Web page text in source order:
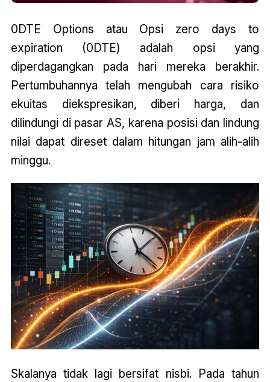
0DTE Options atau Opsi zero days to
expiration (0DTE) adalah opsi yang
diperdagangkan pada hari mereka berakhir.
Pertumbuhannya telah mengubah cara risiko
ekuitas diekspresikan, diberi harga, dan
dilindungi di pasar AS, karena posisi dan lindung
nilai dapat direset dalam hitungan jam alih-alih
minggu.
Skalanya tidak lagi bersifat nisbi. Pada tahun